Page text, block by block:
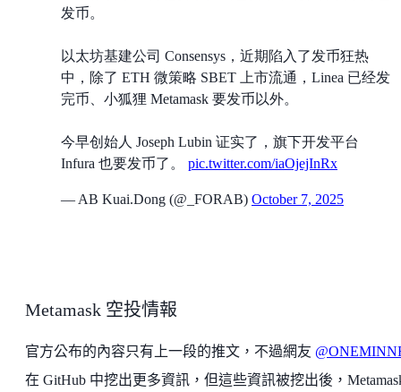
发币。
以太坊基建公司 Consensys，近期陷入了发币狂热
中，除了 ETH 微策略 SBET 上市流通，Linea 已经发
完币、小狐狸 Metamask 要发币以外。
今早创始人 Joseph Lubin 证实了，旗下开发平台
Infura 也要发币了。 pic.twitter.com/iaOjejInRx
— AB Kuai.Dong (@_FORAB) October 7, 2025
Metamask 空投情報
官方公布的內容只有上一段的推文，不過網友
在 GitHub 中挖出更多資訊，但這些資訊被挖出後，